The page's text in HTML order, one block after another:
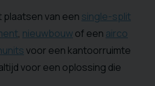
plaatsen van een single-split
, nieuwbouwof een airco
voor een kantoorruimte
voor een oplossing die